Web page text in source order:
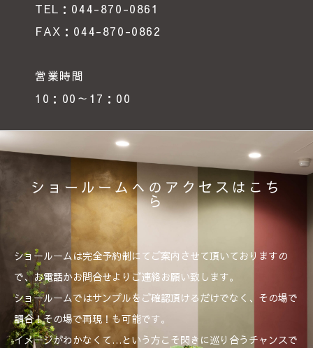
TEL：044-870-0861
FAX：044-870-0862
営業時間
10：00～17：00
ショールームへのアクセスはこち
ら
ショールームは完全予約制にてご案内させて頂いておりますの
で、お電話かお問合せよりご連絡お願い致します。
ショールームではサンプルをご確認頂けるだけでなく、その場で
調合！その場で再現！も可能です。
イメージがわかなくて…という方こそ閃きに巡り合うチャンスで